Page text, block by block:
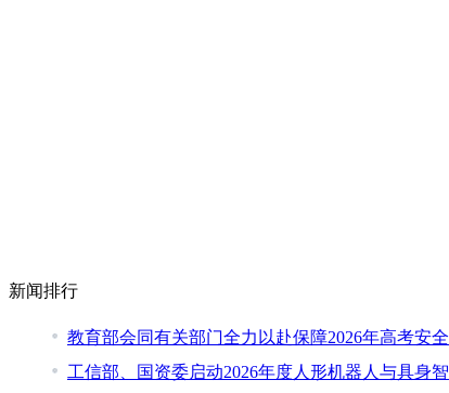
新闻排行
教育部会同有关部门全力以赴保障2026年高考安全
工信部、国资委启动2026年度人形机器人与具身智